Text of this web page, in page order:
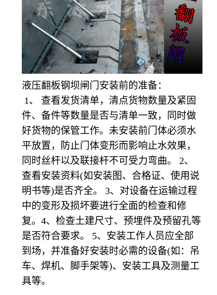
液压翻板钢坝闸门安装前的准备：
1、 查看发货清单，清点货物数量及紧固
件、备件等数量是否与清单一致，同时做
好货物的保管工作。未安装前门体必须水
平放置，防止门体变形而影响止水效果，
同时丝杆以及联接杆不可受力弯曲。 2、
查看安装资料(如安装图、合格证、使用说
明书等)是否齐全。 3、对设备在运输过程
中的变形及损坏要进行全面的检查和修
复。4、检查土建尺寸、预埋件及预留孔等
是否符合要求。 5、安装工作人员应全部
到场，并准备好安装时必需的设备(如：吊
车、焊机、脚手架等)、安装工具及测量工
具等。